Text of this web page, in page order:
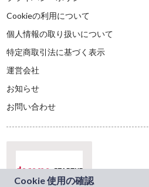
Cookieの利用について
個人情報の取り扱いについて
特定商取引法に基づく表示
運営会社
お知らせ
お問い合わせ